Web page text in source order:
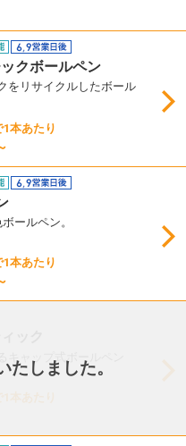
クボールペン
をリサイクルしたボール
本あたり
ールペン。
本あたり
しました。
キャップ式ボールペン